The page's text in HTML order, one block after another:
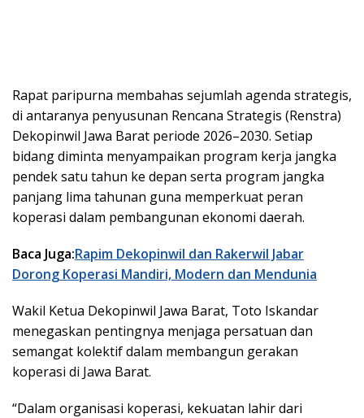
Rapat paripurna membahas sejumlah agenda strategis,
di antaranya penyusunan Rencana Strategis (Renstra)
Dekopinwil Jawa Barat periode 2026–2030. Setiap
bidang diminta menyampaikan program kerja jangka
pendek satu tahun ke depan serta program jangka
panjang lima tahunan guna memperkuat peran
koperasi dalam pembangunan ekonomi daerah.
Baca Juga:Rapim Dekopinwil dan Rakerwil Jabar
Dorong Koperasi Mandiri, Modern dan Mendunia
Wakil Ketua Dekopinwil Jawa Barat, Toto Iskandar
menegaskan pentingnya menjaga persatuan dan
semangat kolektif dalam membangun gerakan
koperasi di Jawa Barat.
“Dalam organisasi koperasi, kekuatan lahir dari